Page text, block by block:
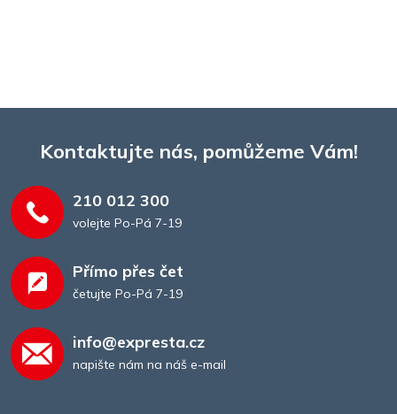
Kontaktujte nás, pomůžeme Vám!
210 012 300
volejte Po-Pá 7-19
Přímo přes čet
četujte Po-Pá 7-19
info@expresta.cz
napište nám na náš e-mail